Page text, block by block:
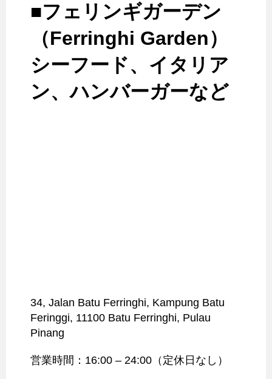
■フェリンギガーデン
（Ferringhi Garden）
シーフード、イタリア
ン、ハンバーガーなど
34, Jalan Batu Ferringhi, Kampung Batu
Feringgi, 11100 Batu Ferringhi, Pulau
Pinang
営業時間：16:00 – 24:00（定休日なし）